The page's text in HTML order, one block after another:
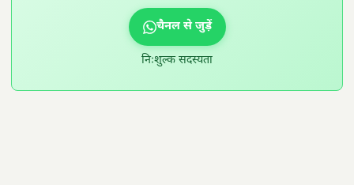
चैनल से जुड़ें
निःशुल्क सदस्यता